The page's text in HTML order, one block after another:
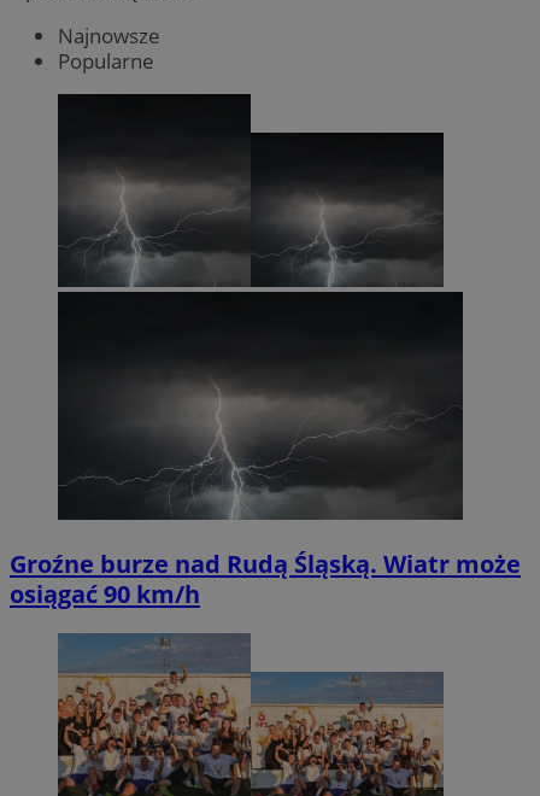
Najnowsze
Popularne
Groźne burze nad Rudą Śląską. Wiatr może
osiągać 90 km/h